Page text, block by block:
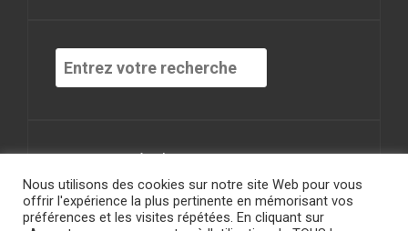
Recherche
pour
Mentions Légales
Nous utilisons des cookies sur notre site Web pour vous
offrir l'expérience la plus pertinente en mémorisant vos
préférences et les visites répétées. En cliquant sur